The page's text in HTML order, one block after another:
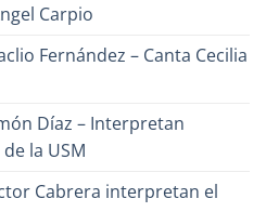
Carpio
Fernández – Canta Cecilia
Díaz – Interpretan
la USM
Cabrera interpretan el